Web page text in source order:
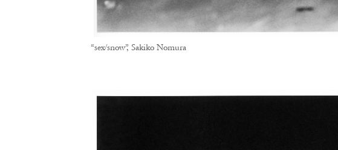
“sex/snow”, Sakiko Nomura